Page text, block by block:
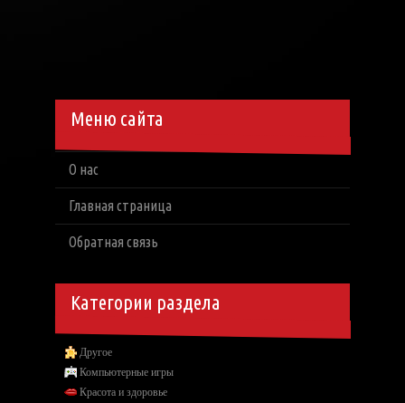
Меню сайта
О нас
Главная страница
Обратная связь
Категории раздела
Другое
Компьютерные игры
Красота и здоровье